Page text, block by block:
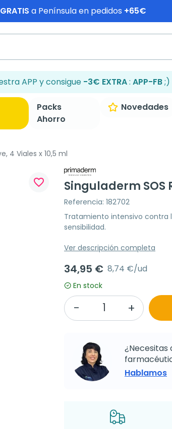
GRATIS a Península en pedidos +65€
APP y consigue -3€ EXTRA: APP-FB;)
Packs
Ahorro
Novedades
4 Viales x 10,5 ml
favorite_border Singuladerm SOS
Referencia: 182702
Tratamiento intensivo contra
sensibilidad.
Ver descripción completa
34,95 € 8,74 €/ud
En stock
¿Necesitas
Hablamos